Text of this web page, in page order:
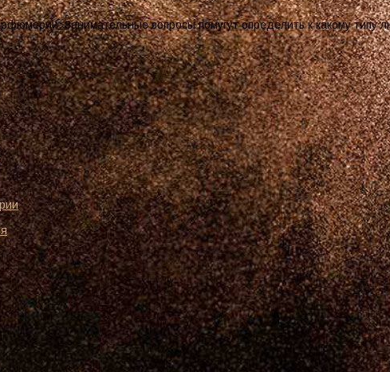
Занимательные вопросы помугут определить к какому типу